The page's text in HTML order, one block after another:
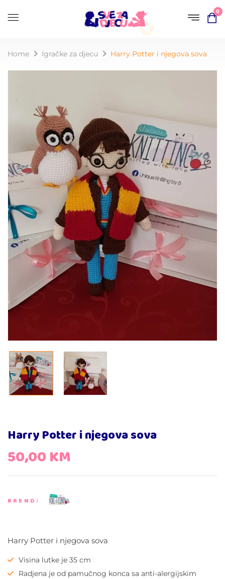
0
Home Igračke za djecu Harry Potter i njegova sova
Harry Potter i njegova sova
50,00KM
BREND:
Harry Potter i njegova sova
Visina lutke je 35 cm
Radjena je od pamučnog konca sa anti-alergijskim